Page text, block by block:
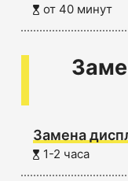
от 40 минут
Замена
1-2 часа